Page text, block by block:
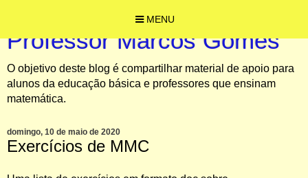
MENU
Professor Marcos Gomes
O objetivo deste blog é compartilhar material de apoio para
alunos da educação básica e professores que ensinam
matemática.
domingo, 10 de maio de 2020
Exercícios de MMC